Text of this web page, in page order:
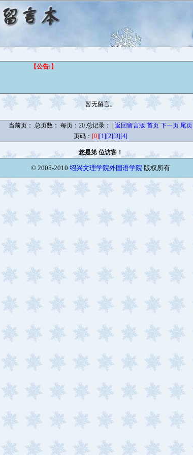
【公告:】
暂无留言。
当前页： 总页数： 每页：20 总记录： | 返回留言版 首页 下一页 尾页
页码： [0][1][2][3][4]
您是第 位访客！
© 2005-2010 绍兴文理学院外国语学院 版权所有